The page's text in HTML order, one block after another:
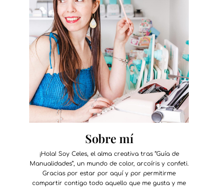
Sobre mí
¡Hola! Soy Celes, el alma creativa tras “Guía de
Manualidades”, un mundo de color, arcoíris y confeti.
Gracias por estar por aquí y por permitirme
compartir contigo todo aquello que me gusta y me